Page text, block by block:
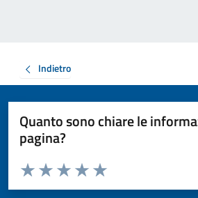
Indietro
Quanto sono chiare le
pagina?
Valuta da 1 a 5 stelle la pagina
Valuta 5 stelle su 5
Valuta 4 stelle su 5
Valuta 3 stelle su 5
Valuta 2 stelle su 5
Valuta 1 stelle su 5